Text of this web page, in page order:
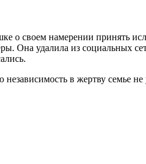
о своем намерении принять
Она удалила из социальных
в жертву семье